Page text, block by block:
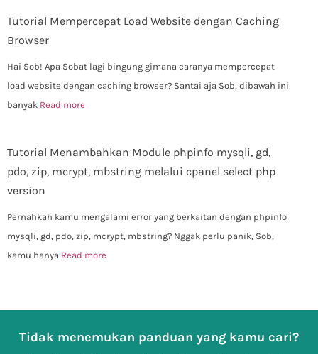
Tutorial Mempercepat Load Website dengan Caching
Browser
Hai Sob! Apa Sobat lagi bingung gimana caranya mempercepat
load website dengan caching browser? Santai aja Sob, dibawah ini
banyak Read more
Tutorial Menambahkan Module phpinfo mysqli, gd,
pdo, zip, mcrypt, mbstring melalui cpanel select php
version
Pernahkah kamu mengalami error yang berkaitan dengan phpinfo
mysqli, gd, pdo, zip, mcrypt, mbstring? Nggak perlu panik, Sob,
kamu hanya Read more
Tidak menemukan panduan yang kamu cari?